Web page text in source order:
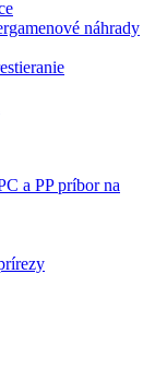
náhrady
a PP príbor na